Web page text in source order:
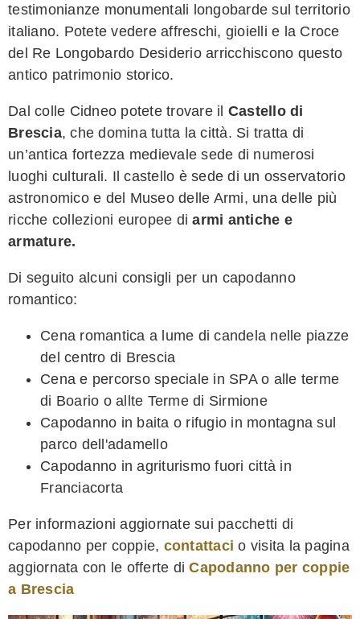
testimonianze monumentali longobarde sul territorio
italiano. Potete vedere affreschi, gioielli e la Croce
del Re Longobardo Desiderio arricchiscono questo
antico patrimonio storico.
Dal colle Cidneo potete trovare il Castello di
Brescia, che domina tutta la città. Si tratta di
un’antica fortezza medievale sede di numerosi
luoghi culturali. Il castello è sede di un osservatorio
astronomico e del Museo delle Armi, una delle più
ricche collezioni europee diarmi antiche e
armature.
Di seguito alcuni consigli per un capodanno
romantico:
Cena romantica a lume di candela nelle piazze
del centro di Brescia
Cena e percorso speciale in SPA o alle terme
di Boario o allte Terme di Sirmione
Capodanno in baita o rifugio in montagna sul
parco dell'adamello
Capodanno in agriturismo fuori città in
Franciacorta
Per informazioni aggiornate sui pacchetti di
capodanno per coppie, contattaci o visita la pagina
aggiornata con le offerte diCapodanno per coppie
a Brescia